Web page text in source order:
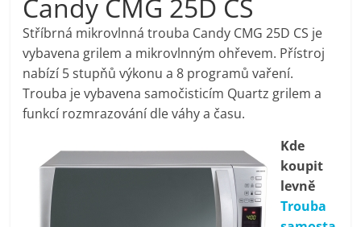
pračky,
televize,
notebooky,
mobilní
telefony,
Candy CMG 25D CS
Stříbrná mikrovlnná trouba Candy CMG 25D CS je
vybavena grilem a mikrovlnným ohřevem. Přístroj
nabízí 5 stupňů výkonu a 8 programů vaření.
Trouba je vybavena samočisticím Quartz grilem a
funkcí rozmrazování dle váhy a času.
Kde
koupit
levně
Trouba